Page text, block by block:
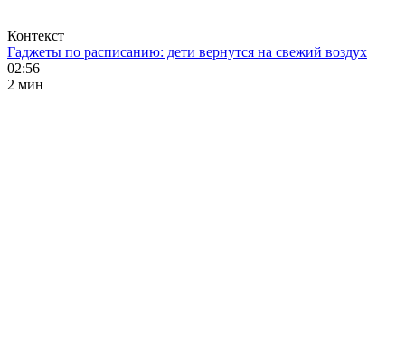
Контекст
Гаджеты по расписанию: дети вернутся на свежий воздух
02:56
2 мин